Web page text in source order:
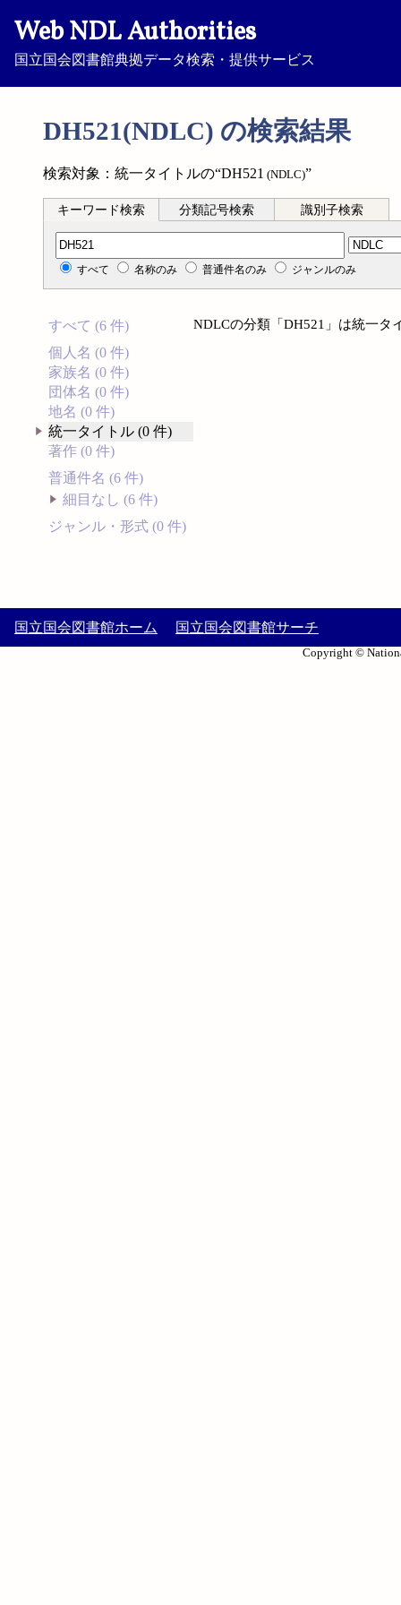
Web NDL Authorities
国立国会図書館典拠データ検索・提供サービス
DH521(NDLC) の検索結果
検索対象：統一タイトルの“DH521 (NDLC)”
キーワード検索 分類記号検索 識別子検索
分類記号検索
すべて 名称のみ 普通件名のみ ジャンルのみ
すべて (6 件)
個人名 (0 件)
家族名 (0 件)
団体名 (0 件)
地名 (0 件)
統一タイトル (0 件)
著作 (0 件)
普通件名 (6 件)
細目なし (6 件)
ジャンル・形式 (0 件)
NDLCの分類「DH521」は統一タ
国立国会図書館ホーム 国立国会図書館サーチ
Copyright ©